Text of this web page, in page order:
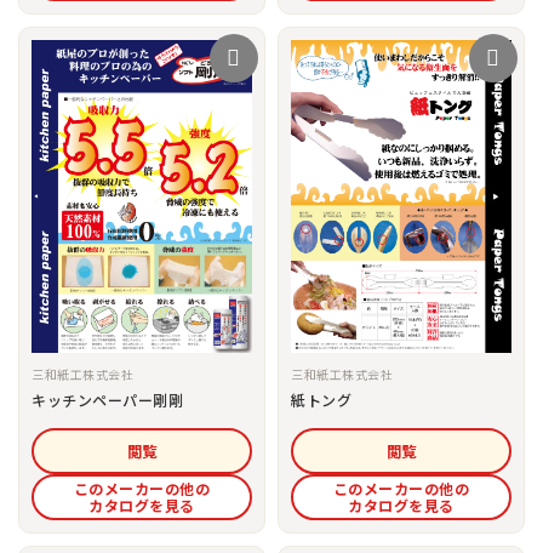
三和紙工株式会社
キッチンペーパー剛剛
閲覧
このメーカーの他の
カタログを見る
三和紙工株式会社
紙トング
閲覧
このメーカーの他の
カタログを見る